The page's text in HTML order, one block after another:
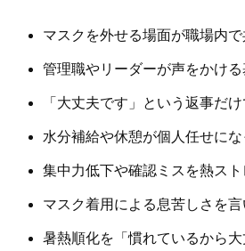
マスクを外せる場面が職場内
管理職やリーダーが声をかけ
「大丈夫です」という返事だ
水分補給や休憩が個人任せに
集中力低下や確認ミスを熱ス
マスク着用による息苦しさを
暑熱順化を「慣れているから